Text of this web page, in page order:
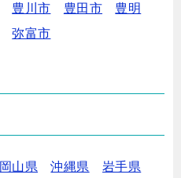
豊川市 豊田市
豊明
弥富市
岡山県 沖縄県
岩手県